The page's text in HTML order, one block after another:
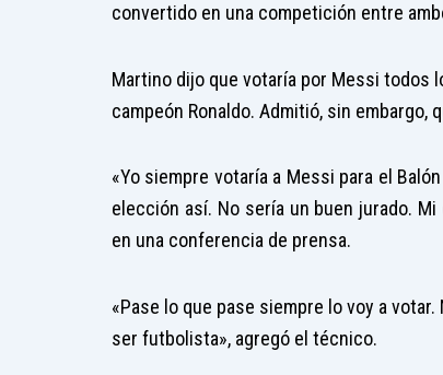
convertido en una competición entre
Martino dijo que votaría por Messi todos
campeón Ronaldo. Admitió, sin embargo,
«Yo siempre votaría a Messi para el
elección así. No sería un buen jurado.
en una conferencia de prensa.
«Pase lo que pase siempre lo voy a
ser futbolista», agregó el técnico.